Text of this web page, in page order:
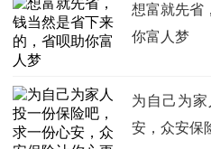
想富就先省
你富人梦
为自己为
安，众安保